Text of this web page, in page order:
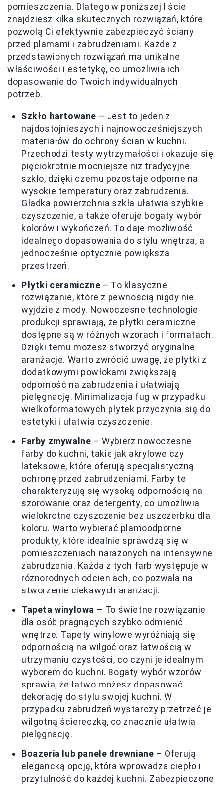
pomieszczenia. Dlatego w poniższej liście
znajdziesz kilka skutecznych rozwiązań, które
pozwolą Ci efektywnie zabezpieczyć ściany
przed plamami i zabrudzeniami. Każde z
przedstawionych rozwiązań ma unikalne
właściwości i estetykę, co umożliwia ich
dopasowanie do Twoich indywidualnych
potrzeb.
Szkło hartowane – Jest to jeden z
najdostojnieszych i najnowocześniejszych
materiałów do ochrony ścian w kuchni.
Przechodzi testy wytrzymałości i okazuje się
pięciokrotnie mocniejsze niż tradycyjne
szkło, dzięki czemu pozostaje odporne na
wysokie temperatury oraz zabrudzenia.
Gładka powierzchnia szkła ułatwia szybkie
czyszczenie, a także oferuje bogaty wybór
kolorów i wykończeń. To daje możliwość
idealnego dopasowania do stylu wnętrza, a
jednocześnie optycznie powiększa
przestrzeń.
Płytki ceramiczne – To klasyczne
rozwiązanie, które z pewnością nigdy nie
wyjdzie z mody. Nowoczesne technologie
produkcji sprawiają, że płytki ceramiczne
dostępne są w różnych wzorach i formatach.
Dzięki temu możesz stworzyć oryginalne
aranżacje. Warto zwrócić uwagę, że płytki z
dodatkowymi powłokami zwiększają
odporność na zabrudzenia i ułatwiają
pielęgnację. Minimalizacja fug w przypadku
wielkoformatowych płytek przyczynia się do
estetyki i ułatwia czyszczenie.
Farby zmywalne – Wybierz nowoczesne
farby do kuchni, takie jak akrylowe czy
lateksowe, które oferują specjalistyczną
ochronę przed zabrudzeniami. Farby te
charakteryzują się wysoką odpornością na
szorowanie oraz detergenty, co umożliwia
wielokrotne czyszczenie bez uszczerbku dla
koloru. Warto wybierać plamoodporne
produkty, które idealnie sprawdzą się w
pomieszczeniach narażonych na intensywne
zabrudzenia. Każda z tych farb występuje w
różnorodnych odcieniach, co pozwala na
stworzenie ciekawych aranżacji.
Tapeta winylowa – To świetne rozwiązanie
dla osób pragnących szybko odmienić
wnętrze. Tapety winylowe wyróżniają się
odpornością na wilgoć oraz łatwością w
utrzymaniu czystości, co czyni je idealnym
wyborem do kuchni. Bogaty wybór wzorów
sprawia, że łatwo możesz dopasować
dekorację do stylu swojej kuchni. W
przypadku zabrudzeń wystarczy przetrzeć je
wilgotną ściereczką, co znacznie ułatwia
pielęgnację.
Boazeria lub panele drewniane – Oferują
elegancką opcję, która wprowadza ciepło i
przytulność do każdej kuchni. Zabezpieczone